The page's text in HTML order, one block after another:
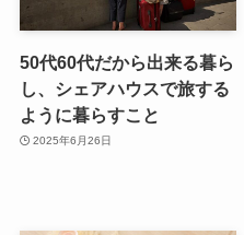
50代60代だから出来る暮ら
し、シェアハウスで旅する
ように暮らすこと
2025年6月26日